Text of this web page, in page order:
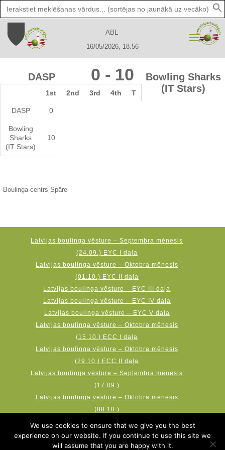
Search
for:
ABL
16/05/2026, 18.56
DASP 0 - 10
Bowling Sharks
(IT Stars)
1st 2nd 3rd 4th T
DASP 0
Bowling
Sharks
(IT Stars)
10
Boulinga centrs Spāre
Latvijas boulinga vēsture – Septembra mēnesis
(24.09.) EYC I daļa
Latvijas boulinga vēsture – Oktobra mēnesis
(01.10.) EYC II daļa
Latvijas boulinga vēsture – EYC III daļa
Latvijas boulinga vēsture – EYC IV daļa
Latvijas boulinga vēsture – EYC V daļa
Latvijas boulinga vēsture – Oktobra mēnesis
(15.10.) ECC I daļa
Latvijas boulinga vēsture – Oktobra mēnesis
(29.10.) ECC II daļa
Latvijas boulinga vēsture – Septembra mēnesis
(17.09.)
Latvijas boulinga vēsture – Oktobra mēnesis
(08.10.)
Latvijas boulinga vēsture – Novembra mēnesis
(19.11.) AMF Qubica World Cup
We use cookies to ensure that we give you the best
experience on our website. If you continue to use this site we
will assume that you are happy with it.